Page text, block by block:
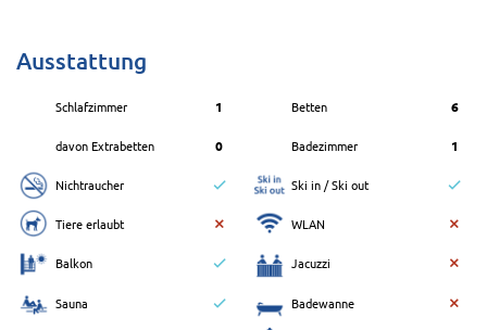
Ausstattung
Schlafzimmer 1 Betten 6
davon Extrabetten 0 Badezimmer 1
Nichtraucher Ski in / Ski out
Tiere erlaubt WLAN
Balkon Jacuzzi
Sauna Badewanne